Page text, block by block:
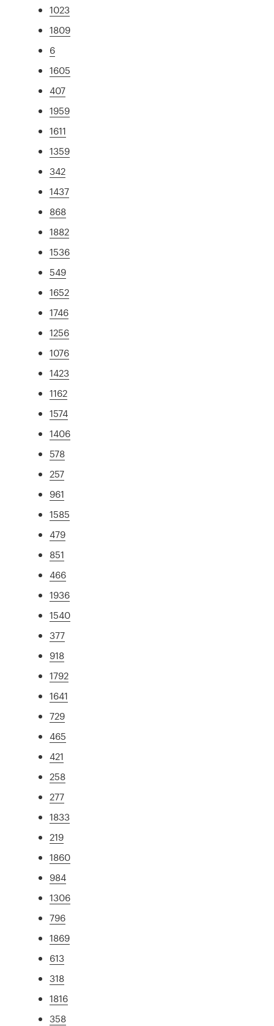
1023
1809
6
1605
407
1959
1611
1359
342
1437
868
1882
1536
549
1652
1746
1256
1076
1423
1162
1574
1406
578
257
961
1585
479
851
466
1936
1540
377
918
1792
1641
729
465
421
258
277
1833
219
1860
984
1306
796
1869
613
318
1816
358